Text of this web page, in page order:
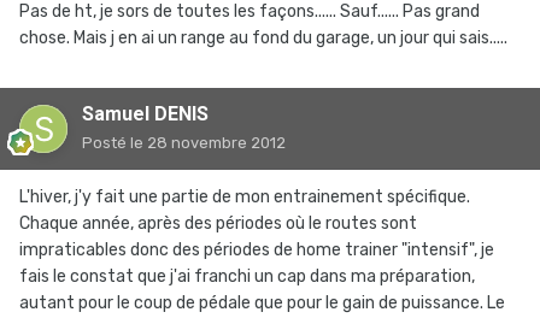
Pas de ht, je sors de toutes les façons...... Sauf...... Pas grand
chose. Mais j en ai un range au fond du garage, un jour qui sais.....
Samuel DENIS
Posté le 28 novembre 2012
L'hiver, j'y fait une partie de mon entrainement spécifique.
Chaque année, après des périodes où le routes sont
impraticables donc des périodes de home trainer "intensif", je
fais le constat que j'ai franchi un cap dans ma préparation,
autant pour le coup de pédale que pour le gain de puissance. Le